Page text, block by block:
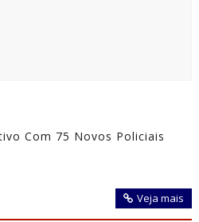
Com 75 Novos Policiais
Veja mais